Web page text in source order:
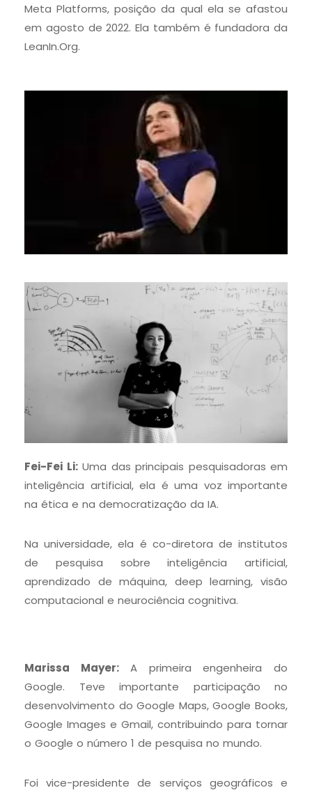
Meta Platforms, posição da qual ela se afastou
em agosto de 2022. Ela também é fundadora da
LeanIn.Org.
Fei-Fei Li:Uma das principais pesquisadoras em
inteligência artificial, ela é uma voz importante
na ética e na democratização da IA.
Na universidade, ela é co-diretora de institutos
de pesquisa sobre inteligência artificial,
aprendizado de máquina, deep learning, visão
computacional e neurociência cognitiva.
Marissa Mayer:A primeira engenheira do
Google. Teve importante participação no
desenvolvimento do Google Maps, Google Books,
Google Images e Gmail, contribuindo para tornar
o Google o número 1 de pesquisa no mundo.
Foi vice-presidente de serviços geográficos e